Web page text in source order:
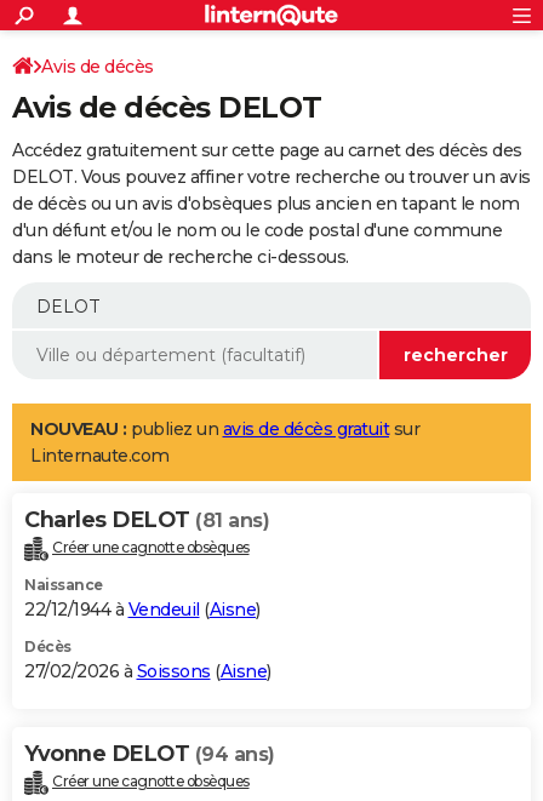
ACTUALITÉS
Politique
Société
Faits Divers
Education
Monde
Villes
+
SPORT
Coupe du monde 2026
Football
Tennis
Cyclisme
Rugby
Forum
Programme TV
TNT
Streaming
Cinéma
Sorties cinéma
Musique
+
FINANCE
Retraite
Impôts
Epargne
Immobilier
Risques naturels par ville
Banque
Assurance
Crédit
AUTO
Essais
Réserver un essai
Citadines
Berlines
SUV
Forum auto
+
Mobiles
Meilleur smartphone
Internet
Ordinateurs
Jeux vidéo
Guide high-tech
Aménagement intérieur
LIFESTYLE
Art de vivre
Bien-être
Loisirs
Mode
Modes de vie
Alimentation
Guide de la santé
Maladies
Médicaments
Sommeil
VOYAGE
Destinations
City break
Voyage nature
Voyage de noces
Forum
Climat
+PHOTO
GUIDES D'ACHAT
BONS PLANS
Carte de Noël
Carte Bonne année
Carte Saint-Valentin
Carte Pâques
Carte d'anniversaire
DICTIONNAIRE
Avis de décès
Avis de décès DELOT
Accédez gratuitement sur cette page au carnet des décès des
DELOT. Vous pouvez affiner votre recherche ou trouver un avis
de décès ou un avis d'obsèques plus ancien en tapant le nom
d'un défunt et/ou le nom ou le code postal d'une commune
dans le moteur de recherche ci-dessous.
NOUVEAU : publiez un avis de décès gratuitsur
Linternaute.com
Charles DELOT (81 ans)
Créer une cagnotte obsèques
Naissance
22/12/1944 à Vendeuil (Aisne)
Décès
27/02/2026 à Soissons (Aisne)
Yvonne DELOT (94 ans)
Créer une cagnotte obsèques